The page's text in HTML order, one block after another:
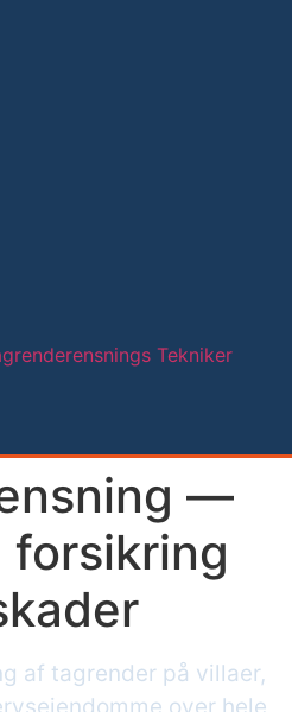
Tekniker
—
af tagrender på villaer,